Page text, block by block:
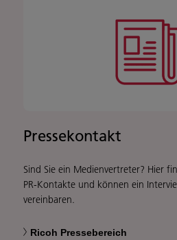
Pressekontakt
Sind Sie ein Medienvertreter? Hier
PR-Kontakte und können ein
vereinbaren.
Ricoh Pressebereich